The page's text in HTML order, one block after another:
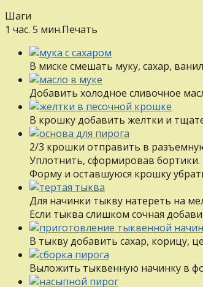
Шаги
1 час. 5 мин.Печать
В миске смешать муку, сахар,
Добавить холодное сливочное
В крошку добавить желтки и
2/3 крошки отправить в
Уплотнить, сформировав бортики.
Форму и оставшуюся крошку
Для начинки тыкву натереть на
Если тыква слишком сочная
В тыкву добавить сахар, корицу,
Выложить тыквенную начинку в